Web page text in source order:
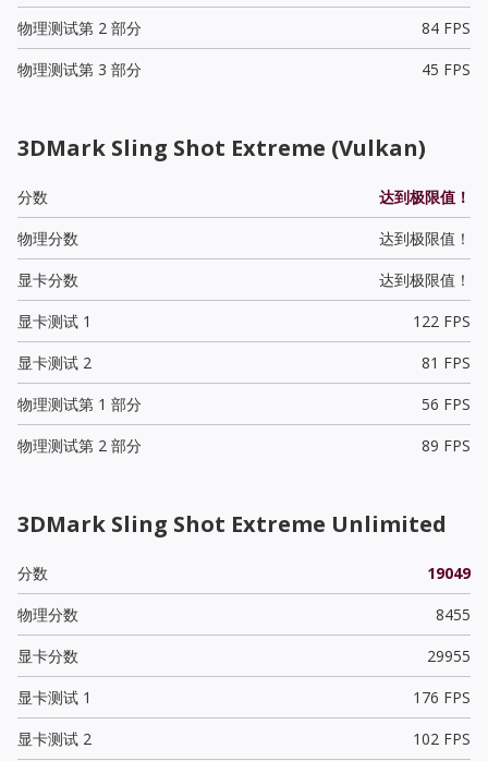
物理测试第 2 部分
84 FPS
物理测试第 3 部分
45 FPS
3DMark Sling Shot Extreme (Vulkan)
分数
达到极限值！
物理分数
达到极限值！
显卡分数
达到极限值！
显卡测试 1
122 FPS
显卡测试 2
81 FPS
物理测试第 1 部分
56 FPS
物理测试第 2 部分
89 FPS
3DMark Sling Shot Extreme Unlimited
分数
19049
物理分数
8455
显卡分数
29955
显卡测试 1
176 FPS
显卡测试 2
102 FPS